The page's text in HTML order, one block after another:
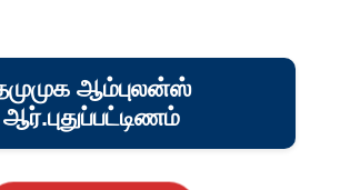
ஆம்புலன்ஸ்
ஆர்.புதுப்பட்டிணம்